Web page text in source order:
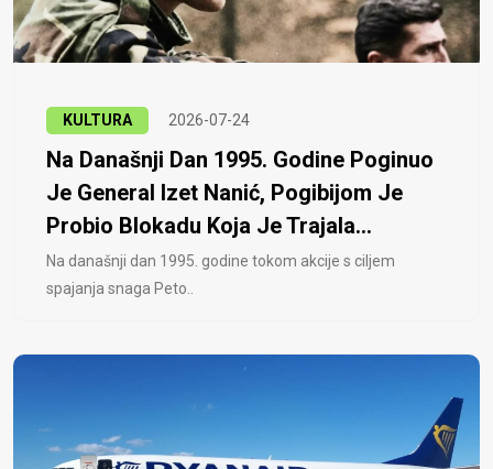
KULTURA 2026-07-24
Na Današnji Dan 1995. Godine Poginuo
Je General Izet Nanić, Pogibijom Je
Probio Blokadu Koja Je Trajala...
Na današnji dan 1995. godine tokom akcije s ciljem
spajanja snaga Peto..